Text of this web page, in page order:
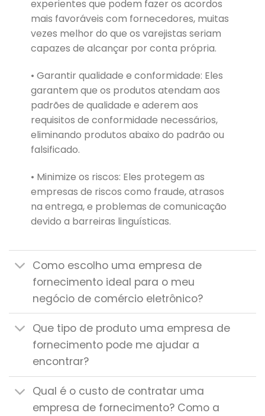
experientes que podem fazer os acordos
mais favoráveis ​​com fornecedores, muitas
vezes melhor do que os varejistas seriam
capazes de alcançar por conta própria.
• Garantir qualidade e conformidade: Eles
garantem que os produtos atendam aos
padrões de qualidade e aderem aos
requisitos de conformidade necessários,
eliminando produtos abaixo do padrão ou
falsificado.
• Minimize os riscos: Eles protegem as
empresas de riscos como fraude, atrasos
na entrega, e problemas de comunicação
devido a barreiras linguísticas.
Como escolho uma empresa de
fornecimento ideal para o meu
negócio de comércio eletrônico?
Que tipo de produto uma empresa de
fornecimento pode me ajudar a
encontrar?
Qual é o custo de contratar uma
empresa de fornecimento? Como a